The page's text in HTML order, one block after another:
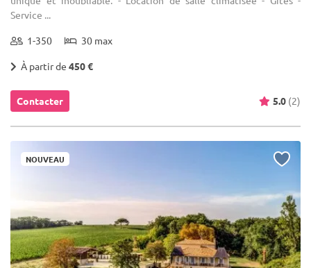
Service ...
1-350 30 max
À partir de 450 €
Contacter 5.0 (2)
NOUVEAU